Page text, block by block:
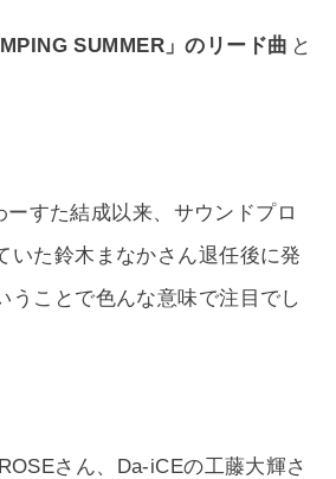
SUMMER」のリード曲 と
ーすた結成以来、サウンドプロ
いた鈴木まなかさん退任後に発
うことで色んな意味で注目でし
さん、Da-iCEの工藤大輝さ